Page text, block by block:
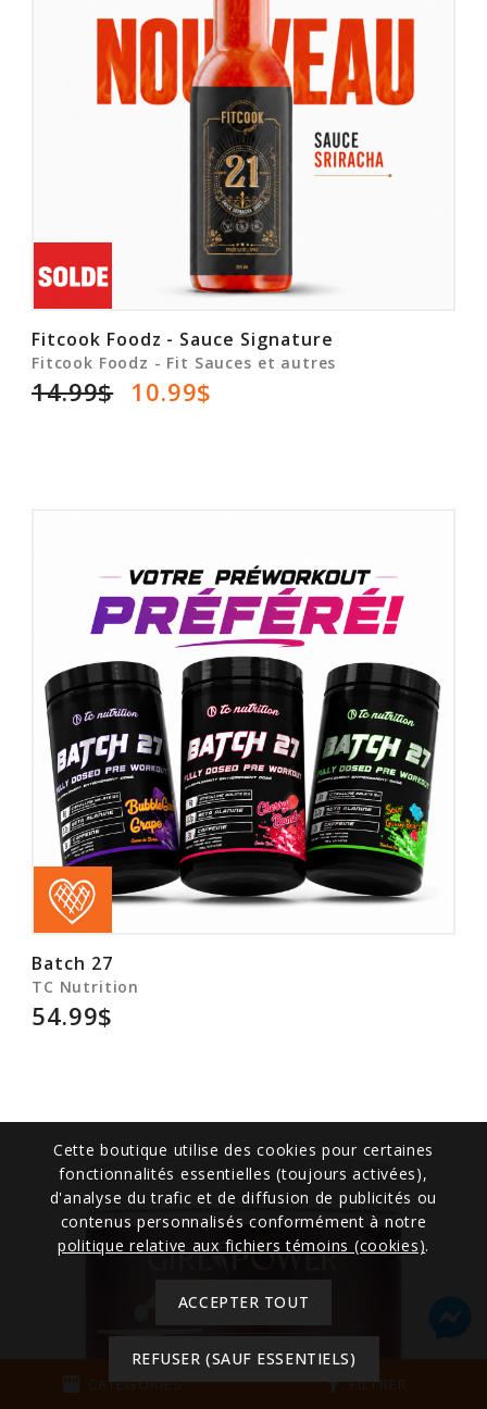
Cette boutique utilise des cookies pour certaines
fonctionnalités essentielles (toujours activées),
d'analyse du trafic et de diffusion de publicités ou
contenus personnalisés conformément à notre
politique relative aux fichiers témoins (cookies).
ACCEPTER TOUT
REFUSER (SAUF ESSENTIELS)
CATÉGORIES filter_alt FILTRER
Fitcook Foodz - Sauce Signature
Fitcook Foodz - Fit Sauces et autres
14.99$ 10.99$
Batch 27
TC Nutrition
54.99$